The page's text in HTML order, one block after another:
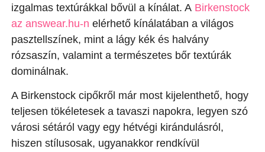
izgalmas textúrákkal bővül a kínálat. A Birkenstock
az answear.hu-n elérhető kínálatában a világos
pasztellszínek, mint a lágy kék és halvány
rózsaszín, valamint a természetes bőr textúrák
dominálnak.
A Birkenstock cipőkről már most kijelenthető, hogy
teljesen tökéletesek a tavaszi napokra, legyen szó
városi sétáról vagy egy hétvégi kirándulásról,
hiszen stílusosak, ugyanakkor rendkívül